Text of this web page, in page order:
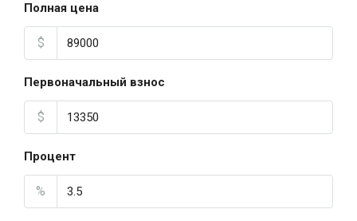
Полная цена
$
Первоначальный взнос
$
Процент
%